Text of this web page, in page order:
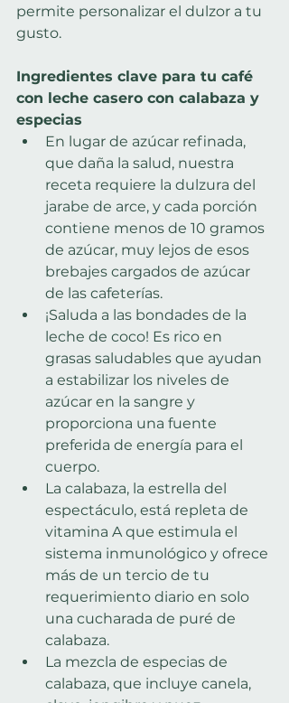
permite personalizar el dulzor a tu
gusto.
Ingredientes clave para tu café
con leche casero con calabaza y
especias
En lugar de azúcar refinada,
que daña la salud, nuestra
receta requiere la dulzura del
jarabe de arce, y cada porción
contiene menos de 10 gramos
de azúcar, muy lejos de esos
brebajes cargados de azúcar
de las cafeterías.
¡Saluda a las bondades de la
leche de coco! Es rico en
grasas saludables que ayudan
a estabilizar los niveles de
azúcar en la sangre y
proporciona una fuente
preferida de energía para el
cuerpo.
La calabaza, la estrella del
espectáculo, está repleta de
vitamina A que estimula el
sistema inmunológico y ofrece
más de un tercio de tu
requerimiento diario en solo
una cucharada de puré de
calabaza.
La mezcla de especias de
calabaza, que incluye canela,